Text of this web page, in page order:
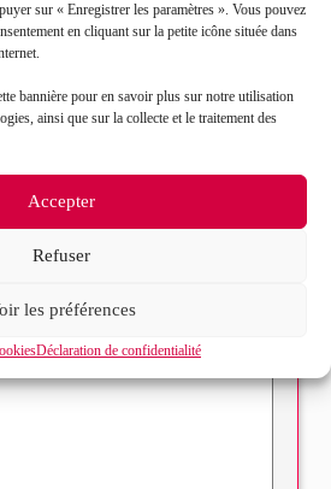
sur « Enregistrer les paramètres ». Vous pouvez
en cliquant sur la petite icône située dans
bannière pour en savoir plus sur notre utilisation
ainsi que sur la collecte et le traitement des
Accepter
Refuser
les préférences
Déclaration de confidentialité